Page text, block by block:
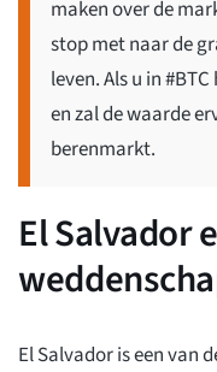
maken over de
stop met naar de
leven. Als u in
en zal de waarde
berenmarkt.
El Salvador
El Salvador is een van